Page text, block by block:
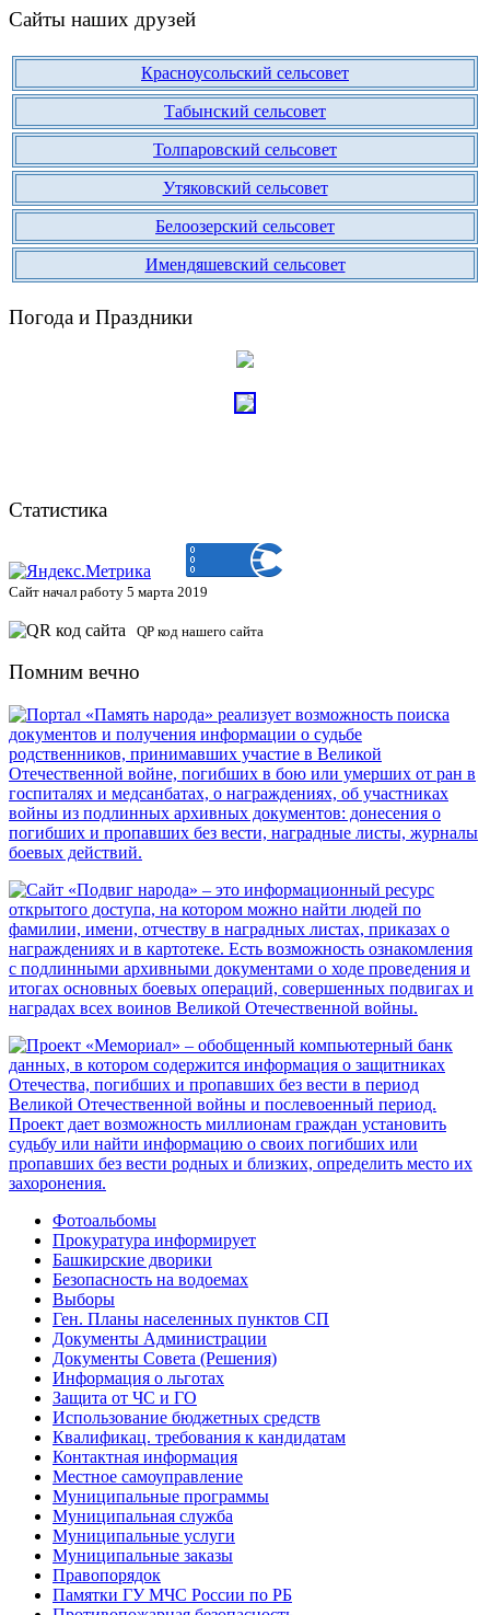
Сайты наших друзей
Красноусольский сельсовет
Табынский сельсовет
Толпаровский сельсовет
Утяковский сельсовет
Белоозерский сельсовет
Имендяшевский сельсовет
Погода и Праздники
Статистика
Сайт начал работу 5 марта 2019
QP код нашего сайта
Помним вечно
Фотоальбомы
Прокуратура информирует
Башкирские дворики
Безопасность на водоемах
Выборы
Ген. Планы населенных пунктов СП
Документы Администрации
Документы Совета (Решения)
Информация о льготах
Защита от ЧС и ГО
Использование бюджетных средств
Квалификац. требования к кандидатам
Контактная информация
Местное самоуправление
Муниципальные программы
Муниципальная служба
Муниципальные услуги
Муниципальные заказы
Правопорядок
Памятки ГУ МЧС России по РБ